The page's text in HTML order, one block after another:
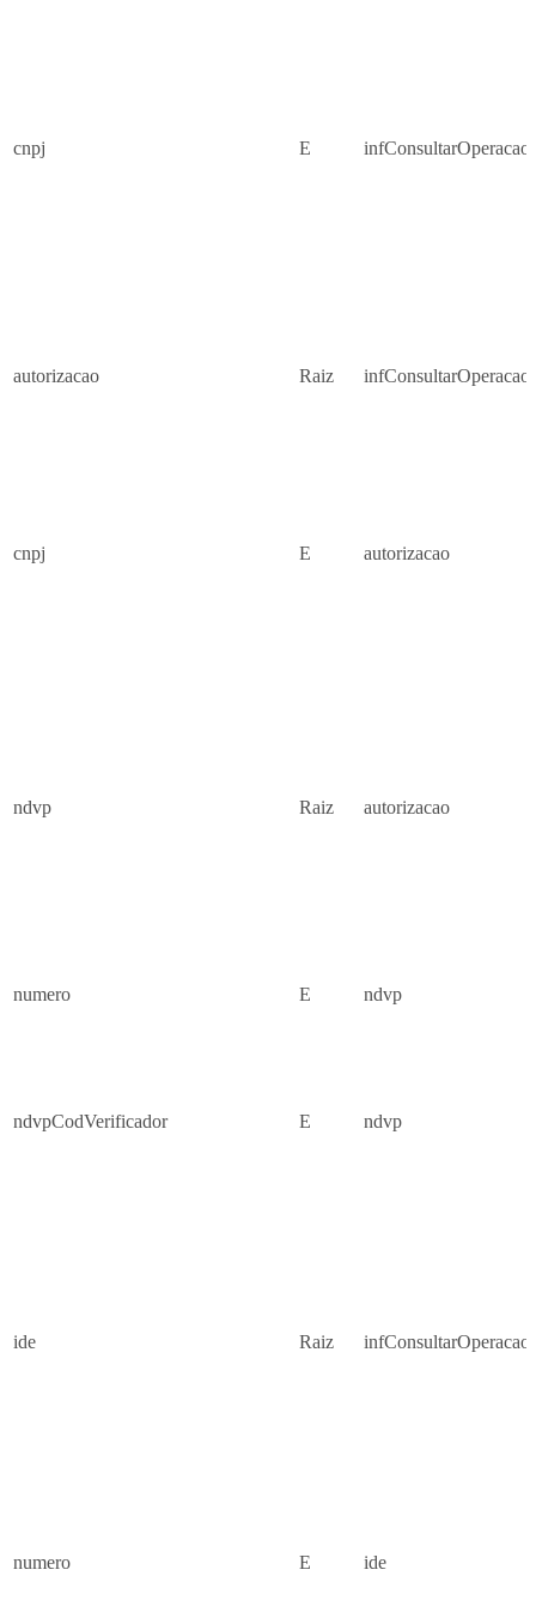
cnpj E
autorizacao Raiz
cnpj E autorizacao
ndvp Raiz autorizacao
numero E ndvp
ndvpCodVerificador E ndvp
ide Raiz
numero E ide